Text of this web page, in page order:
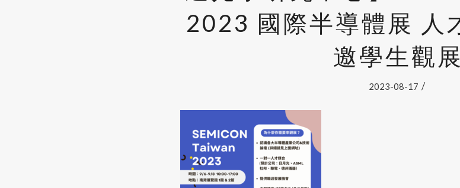
2023 國際半導體展 人
邀學生觀展
2023-08-17 /